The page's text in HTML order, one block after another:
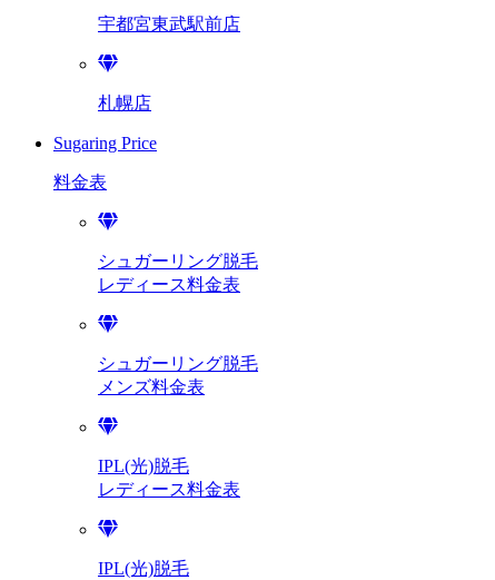
宇都宮東武駅前店
札幌店
Sugaring Price
料金表
シュガーリング脱毛
レディース料金表
シュガーリング脱毛
メンズ料金表
IPL(光)脱毛
レディース料金表
IPL(光)脱毛